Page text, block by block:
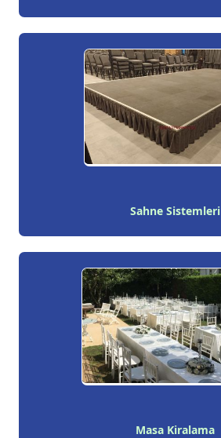
Sahne Sistemleri
Masa Kiralama